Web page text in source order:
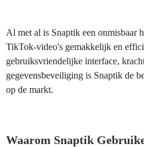
Al met al is Snaptik een onmisbaar
TikTok-video's gemakkelijk en
gebruiksvriendelijke interface,
gegevensbeveiliging is Snaptik de
op de markt.
Waarom Snaptik